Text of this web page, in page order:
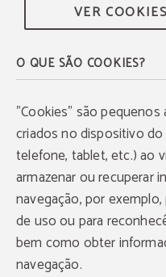
VER COOKIES
O QUE SÃO COOKIES?
"Cookies" são
criados no dispositivo
telefone, tablet, etc.) ao
armazenar ou recuperar
navegação, por
de uso ou para
bem como obter
navegação.